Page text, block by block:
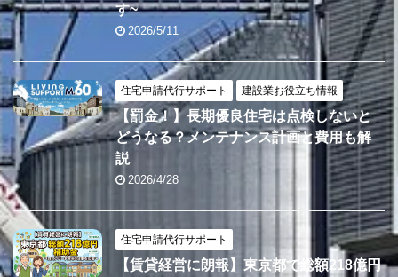
す~
2026/5/11
住宅申請代行サポート 建設業お役立ち情報
【罰金！】長期優良住宅は点検しないと
どうなる？メンテナンス計画と費用も解
説
2026/4/28
住宅申請代行サポート
【賃貸経営に朗報】東京都で総額218億円